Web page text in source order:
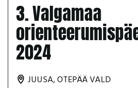
3. Valgamaa
2024
JUUSA, OTEPÄÄ VALD